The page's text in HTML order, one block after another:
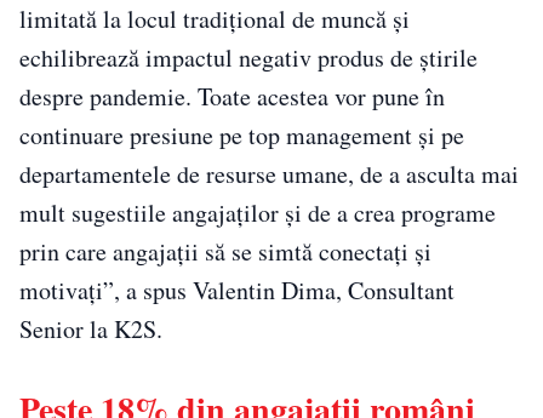
limitată la locul tradiţional de muncă şi
echilibrează impactul negativ produs de ştirile
despre pandemie. Toate acestea vor pune în
continuare presiune pe top management şi pe
departamentele de resurse umane, de a asculta mai
mult sugestiile angajaţilor şi de a crea programe
prin care angajaţii să se simtă conectaţi şi
motivaţi”, a spus Valentin Dima, Consultant
Senior la K2S.